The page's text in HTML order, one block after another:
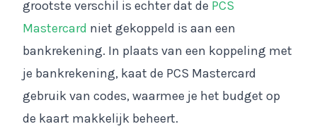
grootste verschil is echter dat de PCS
Mastercard niet gekoppeld is aan een
bankrekening. In plaats van een koppeling met
je bankrekening, kaat de PCS Mastercard
gebruik van codes, waarmee je het budget op
de kaart makkelijk beheert.